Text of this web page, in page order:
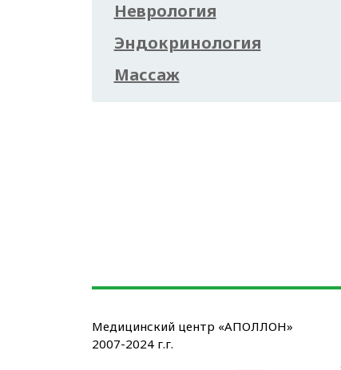
Неврология
Эндокринология
Массаж
Медицинский центр «АПОЛЛОН»
2007-2024 г.г.